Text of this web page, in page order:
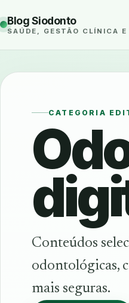
Blog Siodonto
SAÚDE, GESTÃO CLÍNICA E
CATEGORIA
Conteúdos
odontológicas,
mais seguras.